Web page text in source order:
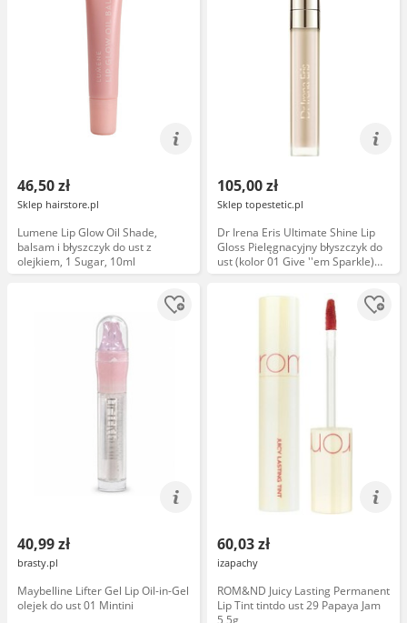
46,50 zł
Sklep hairstore.pl
Lumene Lip Glow Oil Shade,
balsam i błyszczyk do ust z
olejkiem, 1 Sugar, 10ml
105,00 zł
Sklep topestetic.pl
Dr Irena Eris Ultimate Shine Lip
Gloss Pielęgnacyjny błyszczyk do
ust (kolor 01 Give ''em Sparkle)
3,5 ml
40,99 zł
brasty.pl
Maybelline Lifter Gel Lip Oil-in-Gel
olejek do ust 01 Mintini
60,03 zł
izapachy
ROM&ND Juicy Lasting Permanent
Lip Tint tintdo ust 29 Papaya Jam
5,5g